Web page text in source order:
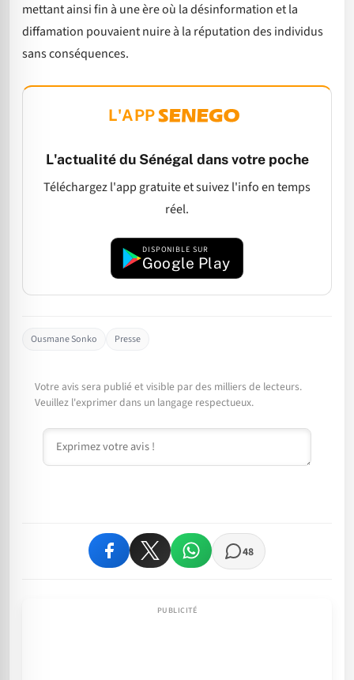
mettant ainsi fin à une ère où la désinformation et la
diffamation pouvaient nuire à la réputation des individus
sans conséquences.
L'APP
L'actualité du Sénégal dans votre poche
Téléchargez l'app gratuite et suivez l'info en temps
réel.
DISPONIBLE SUR
Google Play
Ousmane Sonko Presse
Votre avis sera publié et visible par des milliers de lecteurs.
Veuillez l'exprimer dans un langage respectueux.
Commentaire
48